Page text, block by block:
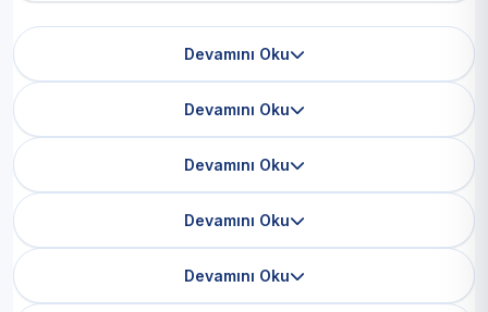
Devamını Oku
Devamını Oku
Devamını Oku
Devamını Oku
Devamını Oku